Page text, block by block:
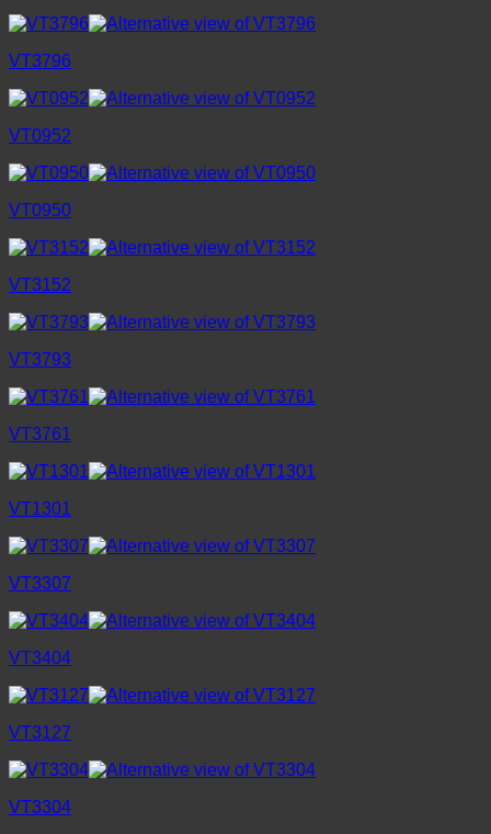
VT3796
VT0952
VT0950
VT3152
VT3793
VT3761
VT1301
VT3307
VT3404
VT3127
VT3304